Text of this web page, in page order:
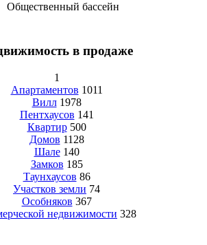
Общественный бассейн
в продаже
1
Апартаментов 1011
Вилл 1978
Пентхаусов 141
Квартир 500
Домов 1128
Шале 140
Замков 185
Таунхаусов 86
Участков земли 74
Особняков 367
недвижимости 328